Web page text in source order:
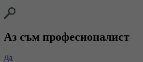
Аз съм професионалист
Да